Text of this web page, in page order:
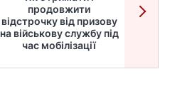
продовжити
відстрочку від призову
на військову службу під
час мобілізації